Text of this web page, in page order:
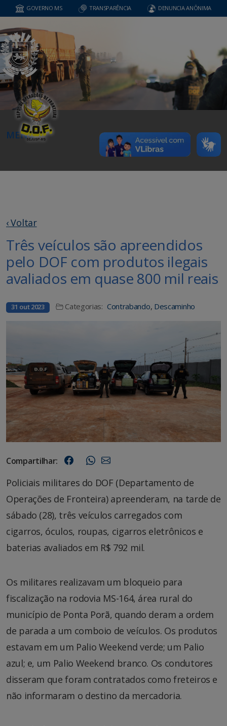
GOVERNO MS TRANSPARÊNCIA DENUNCIA ANÔNIMA
MENU
‹ Voltar
Três veículos são apreendidos
pelo DOF com produtos ilegais
avaliados em quase 800 mil reais
31 out 2023 Categorias: Contrabando, Descaminho
Compartilhar:
Policiais militares do DOF (Departamento de
Operações de Fronteira) apreenderam, na tarde de
sábado (28), três veículos carregados com
cigarros, óculos, roupas, cigarros eletrônicos e
baterias avaliados em R$ 792 mil.
Os militares realizavam um bloqueio para
fiscalização na rodovia MS-164, área rural do
município de Ponta Porã, quando deram a ordem
de parada a um comboio de veículos. Os produtos
estavam em um Palio Weekend verde; um Palio
azul; e, um Palio Weekend branco. Os condutores
disseram que foram contratados como freteiros e
não informaram o destino da mercadoria.